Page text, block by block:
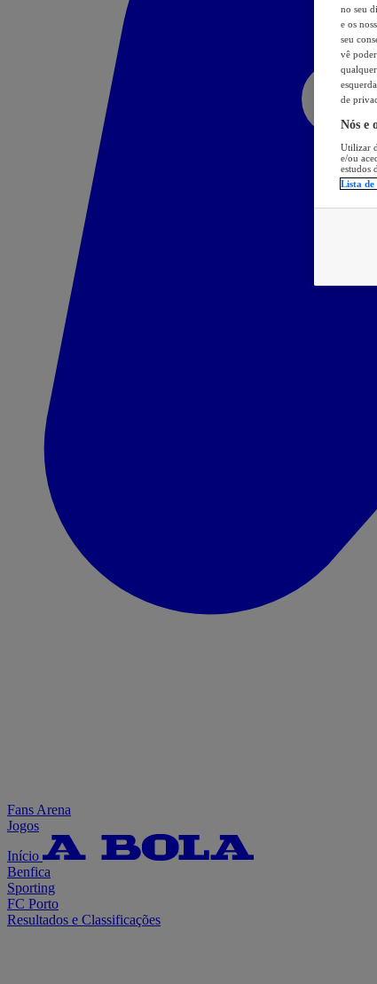
Fans Arena
Jogos
Início
Benfica
Sporting
FC Porto
Resultados e Classificações
no seu
e os
seu
vê
de
Nós e
Utilizar
e/ou
estudos
Lista de